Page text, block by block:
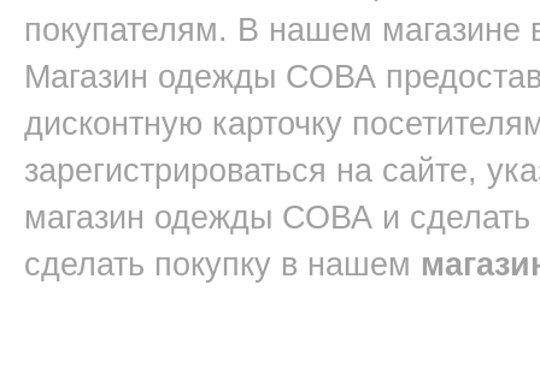
покупателям. В нашем магазине
Магазин одежды СОВА
дисконтную карточку
зарегистрироваться на сайте,
магазин одежды СОВА и
сделать покупку в нашем